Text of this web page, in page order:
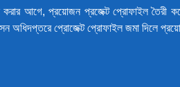
করার আগে, প্রয়োজন প্রজেক্ট প্রোফাইল
অধিদপ্তরে প্রোজেক্ট প্রোফাইল জমা দিলে